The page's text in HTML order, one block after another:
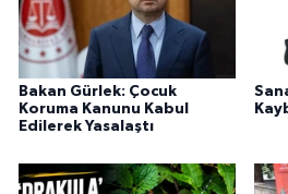
Bakan Gürlek: Çocuk
Koruma Kanunu Kabul
Edilerek Yasalaştı